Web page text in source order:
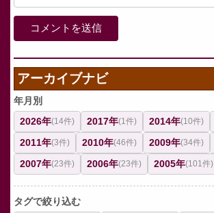
アーカイブナビ
年月別
2026年(14件) 2017年(1件) 2014年(10件)
2011年(3件) 2010年(46件) 2009年(34件)
2007年(23件) 2006年(23件) 2005年(101件)
タグで絞り込む